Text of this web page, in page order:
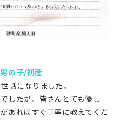
の子/初産
話になりました。
したが、皆さんとても優し
あればすぐ丁寧に教えてくだ